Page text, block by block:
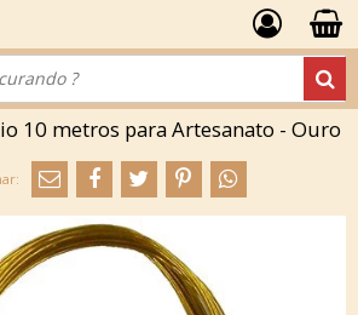
10 metros para Artesanato - Ouro